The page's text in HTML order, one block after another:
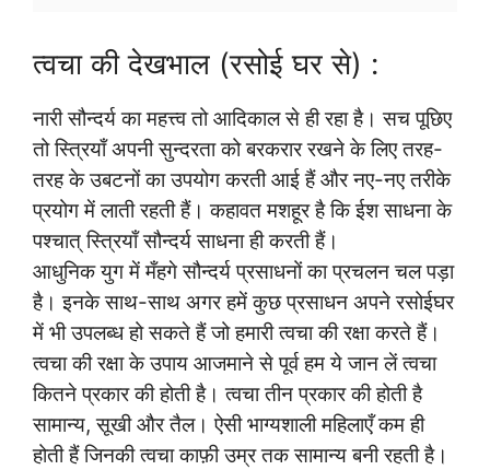
त्वचा की देखभाल (रसोई घर से) :
नारी सौन्दर्य का महत्त्व तो आदिकाल से ही रहा है। सच पूछिए
तो स्त्रियाँ अपनी सुन्दरता को बरकरार रखने के लिए तरह-
तरह के उबटनों का उपयोग करती आई हैं और नए-नए तरीके
प्रयोग में लाती रहती हैं। कहावत मशहूर है कि ईश साधना के
पश्चात् स्त्रियाँ सौन्दर्य साधना ही करती हैं।
आधुनिक युग में मँहगे सौन्दर्य प्रसाधनों का प्रचलन चल पड़ा
है। इनके साथ-साथ अगर हमें कुछ प्रसाधन अपने रसोईघर
में भी उपलब्ध हो सकते हैं जो हमारी त्वचा की रक्षा करते हैं।
त्वचा की रक्षा के उपाय आजमाने से पूर्व हम ये जान लें त्वचा
कितने प्रकार की होती है। त्वचा तीन प्रकार की होती है
सामान्य, सूखी और तैल। ऐसी भाग्यशाली महिलाएँ कम ही
होती हैं जिनकी त्वचा काफ़ी उम्र तक सामान्य बनी रहती है।